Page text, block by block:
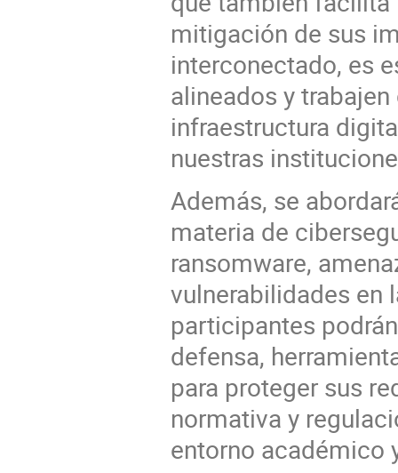
mitigación de sus
interconectado, es
alineados y
infraestructura
nuestras
Además, se
materia de
ransomware,
vulnerabilidades en
participantes
defensa,
para proteger sus
normativa y
entorno académico